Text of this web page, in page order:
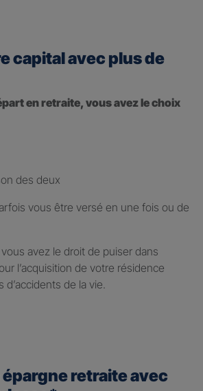
capital avec plus de
en retraite, vous avez le choix
des deux
vous être versé en une fois ou de
vous avez le droit de puiser dans
l’acquisition de votre résidence
d’accidents de la vie.
retraite avec